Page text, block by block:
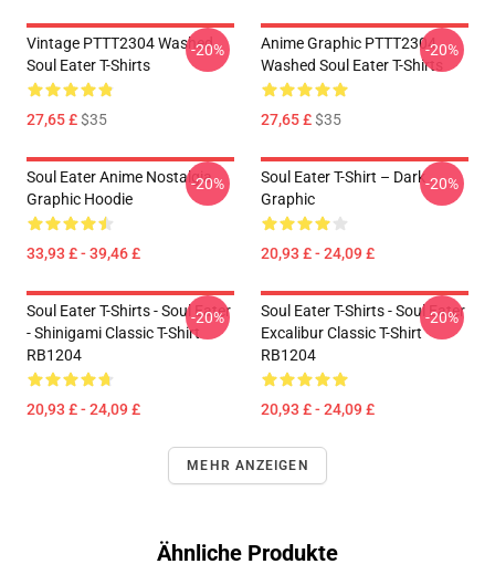
Vintage PTTT2304 Washed
Soul Eater T-Shirts
27,65 £$35
-20%
Anime Graphic PTTT2304
Washed Soul Eater T-Shirts
27,65 £$35
-20%
Soul Eater Anime Nostalgia
Graphic Hoodie
33,93 £ - 39,46 £
-20%
Soul Eater T-Shirt – Dark
Graphic
20,93 £ - 24,09 £
-20%
Soul Eater T-Shirts - Soul Eater
- Shinigami Classic T-Shirt
RB1204
20,93 £ - 24,09 £
-20%
Soul Eater T-Shirts - Soul Eater
Excalibur Classic T-Shirt
RB1204
20,93 £ - 24,09 £
-20%
MEHR ANZEIGEN
Ähnliche Produkte